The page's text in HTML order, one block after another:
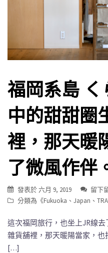
福岡系島 く
中的甜甜圈
裡，那天暖
了微風作伴
發表於六月 9, 2019
留下
分類為《Fukuoka 、 Japan 、
這次福岡旅行，也坐上JR線
雜貨舖裡，那天暖陽當家，
[…]